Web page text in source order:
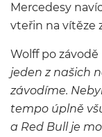
Mercedesy
vteřin na vítěze
Wolff po
jeden z našich
závodíme.
tempo úplně
a Red Bull je